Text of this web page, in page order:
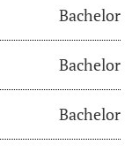
Bachelor
Bachelor
Bachelor